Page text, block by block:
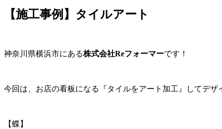
【施工事例】タイルアート
神奈川県横浜市にある株式会社Reフォーマーです！
今回は、お店の看板になる『タイルをアート加工』してデザ
【蝶】